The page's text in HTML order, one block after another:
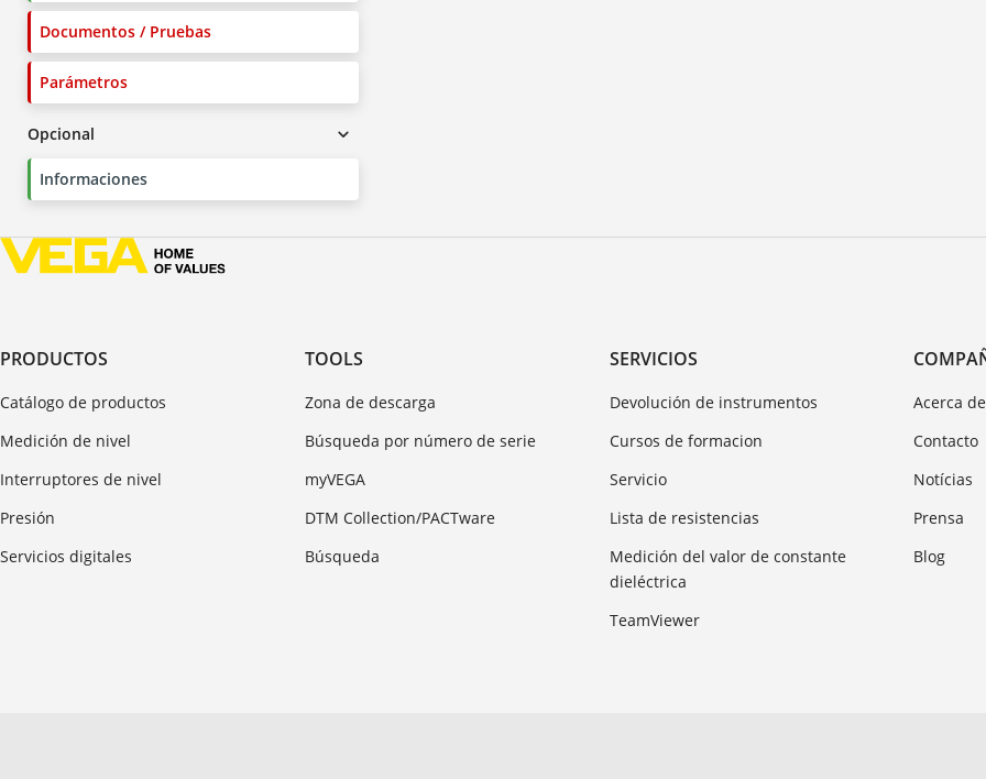
Documentos / Pruebas
Parámetros
Opcional
Informaciones
PRODUCTOS
Catálogo de productos
Medición de nivel
Interruptores de nivel
Presión
Servicios digitales
TOOLS
Zona de descarga
Búsqueda por número de serie
myVEGA
DTM Collection/PACTware
Búsqueda
SERVICIOS
Devolución de instrumentos
Cursos de formacion
Servicio
Lista de resistencias
Medición del valor de constante
dieléctrica
TeamViewer
Acerca
Contacto
Notícias
Prensa
Blog